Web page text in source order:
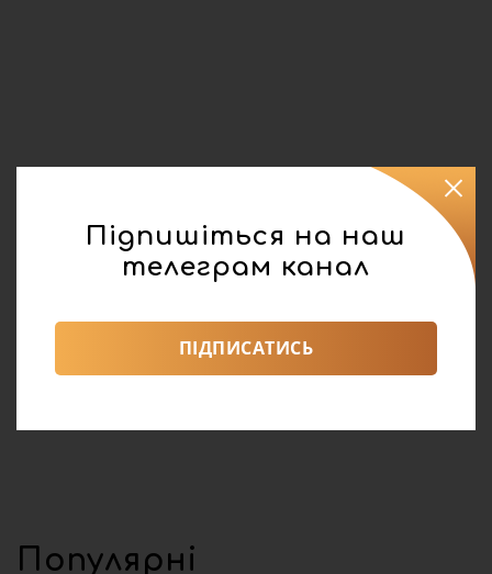
Поділитися:
Популярні
Підпишіться на наш
телеграм канал
ПІДПИСАТИСЬ